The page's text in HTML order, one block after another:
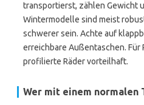
transportierst, zählen Gewicht
Wintermodelle sind meist
schwerer sein. Achte auf
erreichbare Außentaschen. Für
profilierte Räder vorteilhaft.
Wer mit einem normalen